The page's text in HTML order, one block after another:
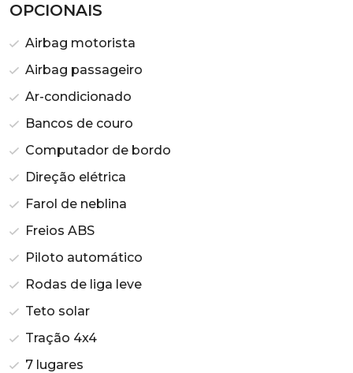
OPCIONAIS
Airbag motorista
Airbag passageiro
Ar-condicionado
Bancos de couro
Computador de bordo
Direção elétrica
Farol de neblina
Freios ABS
Piloto automático
Rodas de liga leve
Teto solar
Tração 4x4
7 lugares